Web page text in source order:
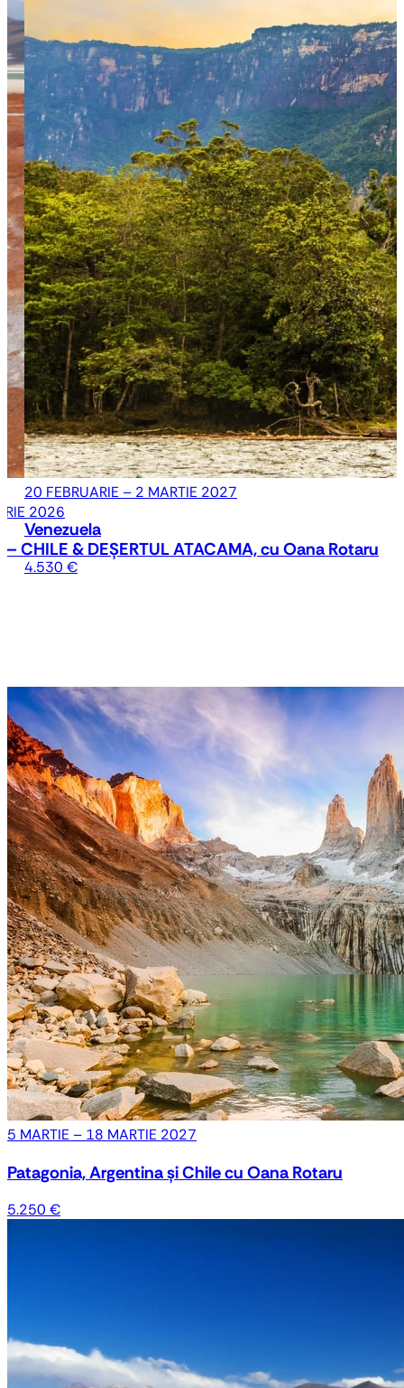
Oana Rotaru
2026
CHILE & DEȘERTUL ATACAMA, cu Oana Rotaru
20 FEBRUARIE – 2 MARTIE 2027
Venezuela
4.530 €
5 MARTIE – 18 MARTIE 2027
Patagonia, Argentina și Chile cu Oana Rotaru
5.250 €